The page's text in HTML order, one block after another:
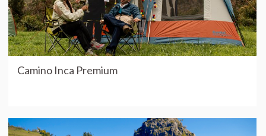
Camino Inca Premium